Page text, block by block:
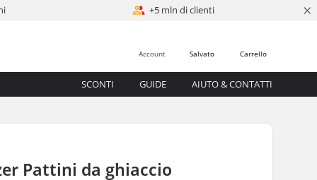
+5 mln di clienti ×
Carrello
Salvato
Account
SCONTI GUIDE AIUTO & CONTATTI
Pattini da ghiaccio